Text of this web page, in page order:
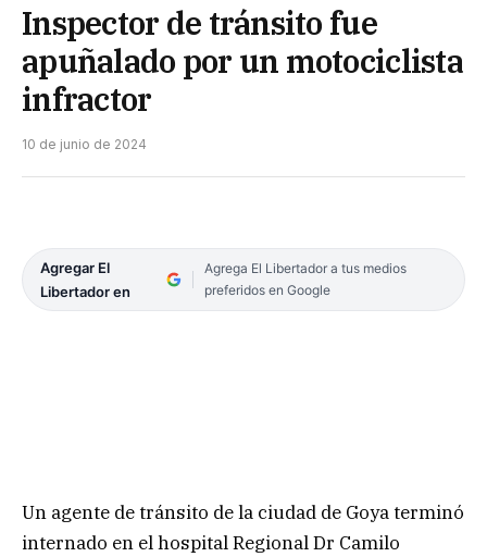
Inspector de tránsito fue
apuñalado por un motociclista
infractor
10 de junio de 2024
Agregar El
Libertador en
Agrega El Libertador a tus medios
preferidos en Google
Un agente de tránsito de la ciudad de Goya terminó
internado en el hospital Regional Dr Camilo